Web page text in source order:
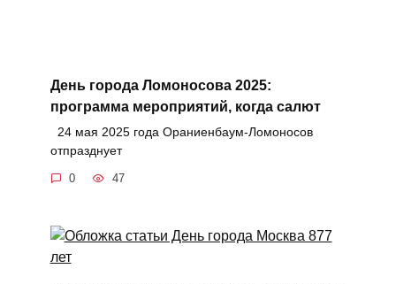
День города Ломоносова 2025:
программа мероприятий, когда салют
24 мая 2025 года Ораниенбаум-Ломоносов
отпразднует
0 47